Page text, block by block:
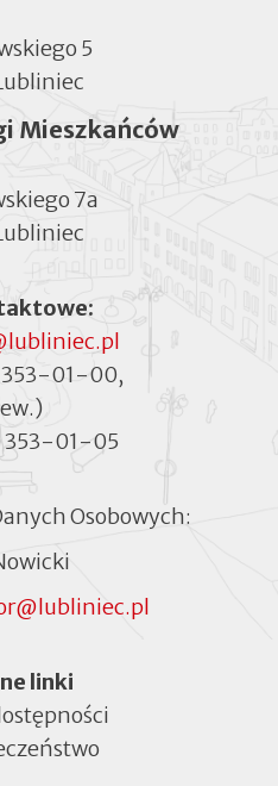
5
Mieszkańców
7a
353-01-00,
353-01-05
Osobowych:
linki